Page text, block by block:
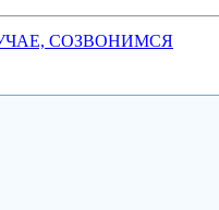
СОЗВОНИМСЯ